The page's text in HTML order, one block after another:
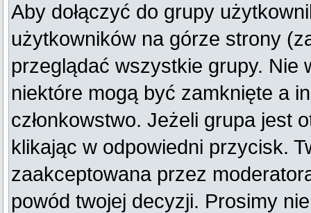
Aby dołączyć do grupy
użytkowników na górze strony
przeglądać wszystkie grupy. Nie
niektóre mogą być zamknięte a
członkowstwo. Jeżeli grupa jest
klikając w odpowiedni przycisk.
zaakceptowana przez
powód twojej decyzji. Prosimy